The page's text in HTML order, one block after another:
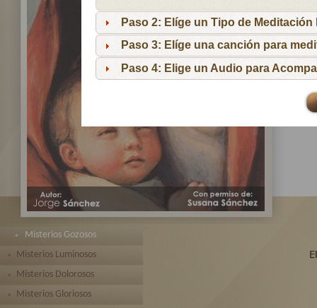
Paso 2: Elíge un Tipo de Meditación
Paso 3: Elíge una canción para
Paso 4: Elige un Audio para
Misterios Gozosos
Misterios Luminosos
Misterios Dolorosos
Misterios Gloriosos